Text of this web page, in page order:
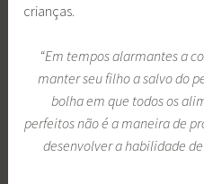
crianças.
“Em tempos alarmantes a
manter seu filho a salvo do
bolha em que todos os
perfeitos não é a maneira de
desenvolver a habilidade